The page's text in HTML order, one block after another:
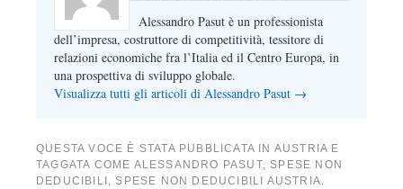
Alessandro Pasut è un professionista
dell’impresa, costruttore di competitività, tessitore di
relazioni economiche fra l’Italia ed il Centro Europa, in
una prospettiva di sviluppo globale.
Visualizza tutti gli articoli di Alessandro Pasut →
QUESTA VOCE È STATA PUBBLICATA IN AUSTRIA E
TAGGATA COME ALESSANDRO PASUT, SPESE NON
DEDUCIBILI , SPESE NON DEDUCIBILI AUSTRIA.